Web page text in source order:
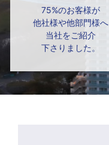
75%のお客様が
他社様や他部門様へ
当社をご紹介
下さりました。